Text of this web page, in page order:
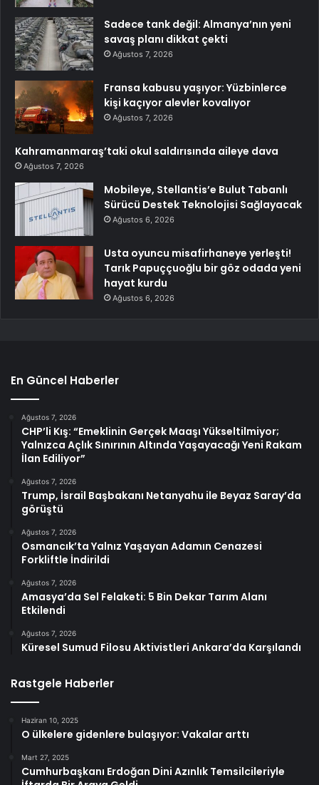
Sadece tank değil: Almanya’nın yeni
savaş planı dikkat çekti
Ağustos 7, 2026
Fransa kabusu yaşıyor: Yüzbinlerce
kişi kaçıyor alevler kovalıyor
Ağustos 7, 2026
Kahramanmaraş’taki okul saldırısında aileye dava
Ağustos 7, 2026
Mobileye, Stellantis’e Bulut Tabanlı
Sürücü Destek Teknolojisi Sağlayacak
Ağustos 6, 2026
Usta oyuncu misafirhaneye yerleşti!
Tarık Papuççuoğlu bir göz odada yeni
hayat kurdu
Ağustos 6, 2026
En Güncel Haberler
Ağustos 7, 2026
CHP’li Kış: “Emeklinin Gerçek Maaşı Yükseltilmiyor;
Yalnızca Açlık Sınırının Altında Yaşayacağı Yeni Rakam
İlan Ediliyor”
Ağustos 7, 2026
Trump, İsrail Başbakanı Netanyahu ile Beyaz Saray’da
görüştü
Ağustos 7, 2026
Osmancık’ta Yalnız Yaşayan Adamın Cenazesi
Forkliftle İndirildi
Ağustos 7, 2026
Amasya’da Sel Felaketi: 5 Bin Dekar Tarım Alanı
Etkilendi
Ağustos 7, 2026
Küresel Sumud Filosu Aktivistleri Ankara’da Karşılandı
Rastgele Haberler
Haziran 10, 2025
O ülkelere gidenlere bulaşıyor: Vakalar arttı
Mart 27, 2025
Cumhurbaşkanı Erdoğan Dini Azınlık Temsilcileriyle